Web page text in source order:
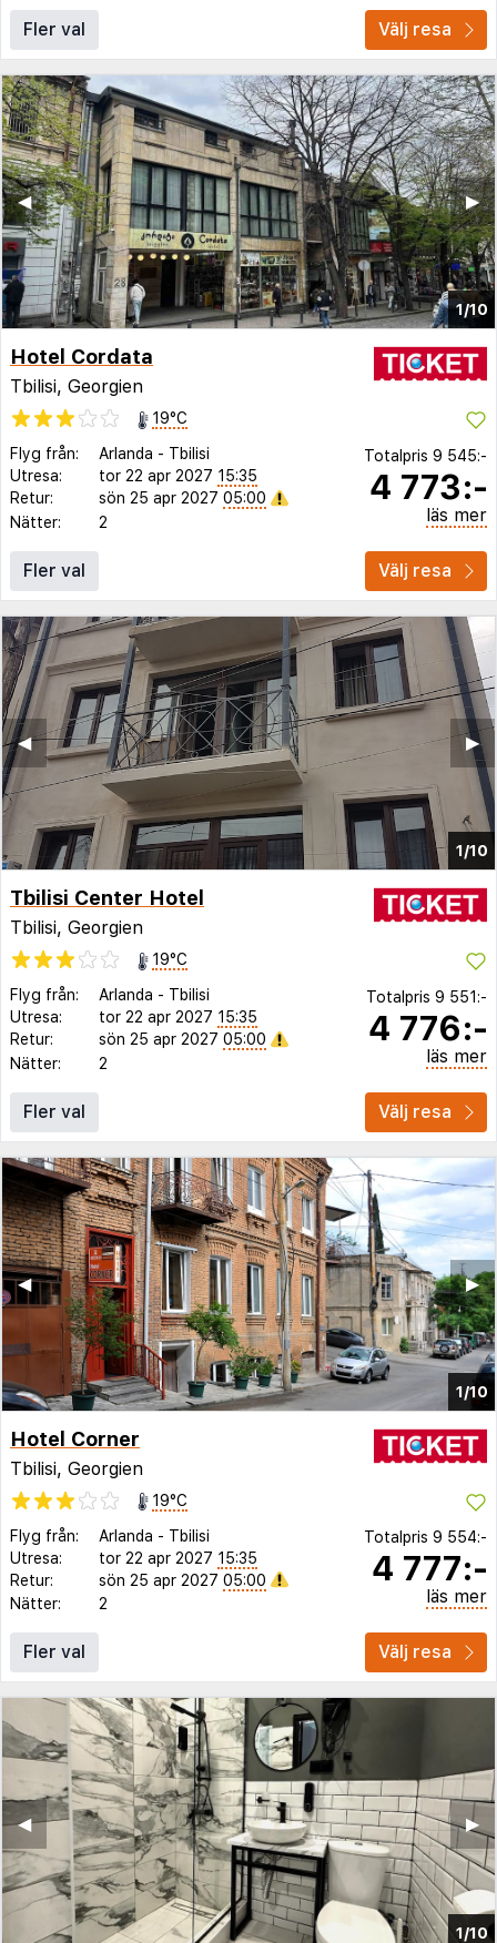
Fler val Välj resa
1/10
▶︎
◀︎
Hotel Cordata
Tbilisi, Georgien
19°C
Flyg från:
Arlanda - Tbilisi
Utresa:
tor 22 apr 2027 15:35
Retur:
sön 25 apr 2027 05:00
Nätter:
2
Totalpris 9 545:-
4 773:-
läs mer
Fler val Välj resa
1/10
▶︎
◀︎
Tbilisi Center Hotel
Tbilisi, Georgien
19°C
Flyg från:
Arlanda - Tbilisi
Utresa:
tor 22 apr 2027 15:35
Retur:
sön 25 apr 2027 05:00
Nätter:
2
Totalpris 9 551:-
4 776:-
läs mer
Fler val Välj resa
1/10
▶︎
◀︎
Hotel Corner
Tbilisi, Georgien
19°C
Flyg från:
Arlanda - Tbilisi
Utresa:
tor 22 apr 2027 15:35
Retur:
sön 25 apr 2027 05:00
Nätter:
2
Totalpris 9 554:-
4 777:-
läs mer
Fler val Välj resa
1/10
▶︎
◀︎